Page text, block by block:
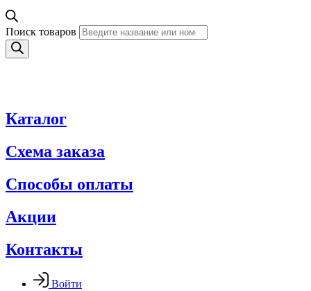
Поиск товаров
Каталог
Схема заказа
Способы оплаты
Акции
Контакты
Войти